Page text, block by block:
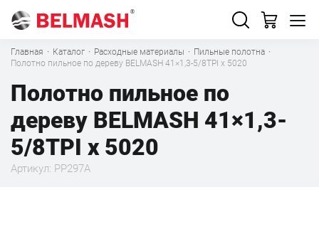
Главная · Каталог · Расходные материалы · Пильные полотна ·
Полотно пильное по дереву BELMASH 41×1,3-5/8TPI x 5020
Полотно пильное по
дереву BELMASH 41×1,3-
5/8TPI x 5020
Артикул: PP297A